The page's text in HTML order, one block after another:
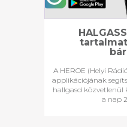
A HEROE (Helyi
applikációjának
hallgasd közvetlenül
a nap